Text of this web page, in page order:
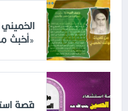
«أخبث
قصة